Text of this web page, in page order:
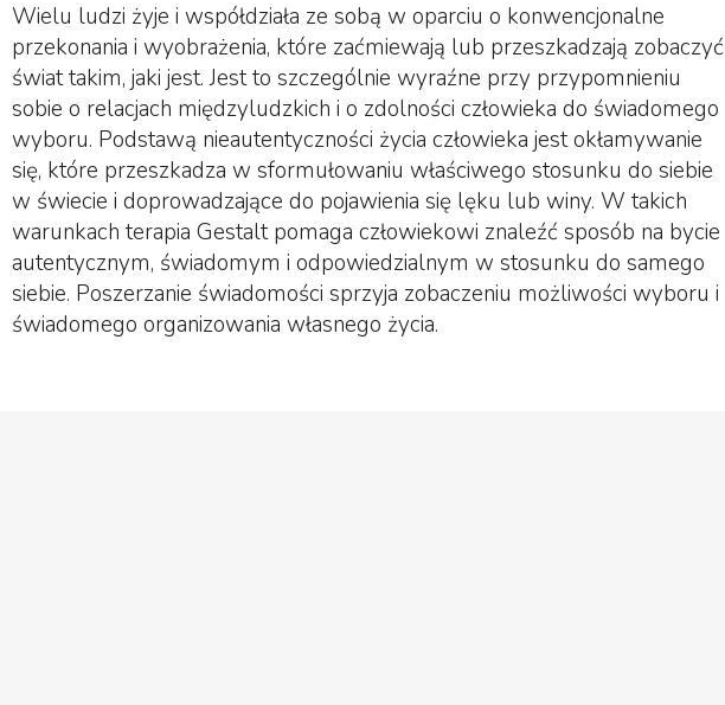
Wielu ludzi żyje i współdziała ze sobą w oparciu o konwencjonalne
przekonania i wyobrażenia, które zaćmiewają lub przeszkadzają zobaczyć
świat takim, jaki jest. Jest to szczególnie wyraźne przy przypomnieniu
sobie o relacjach międzyludzkich i o zdolności człowieka do świadomego
wyboru. Podstawą nieautentyczności życia człowieka jest okłamywanie
się, które przeszkadza w sformułowaniu właściwego stosunku do siebie
w świecie i doprowadzające do pojawienia się lęku lub winy. W takich
warunkach terapia Gestalt pomaga człowiekowi znaleźć sposób na bycie
autentycznym, świadomym i odpowiedzialnym w stosunku do samego
siebie. Poszerzanie świadomości sprzyja zobaczeniu możliwości wyboru i
świadomego organizowania własnego życia.